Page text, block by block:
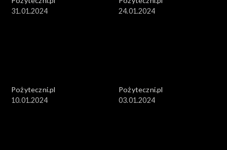
31.01.2024
24.01.2024
Pożyteczni.pl
10.01.2024
Pożyteczni.pl
03.01.2024